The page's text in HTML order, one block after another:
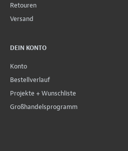
Retouren
Versand
DEIN KONTO
Konto
Bestellverlauf
Projekte + Wunschliste
Großhandelsprogramm